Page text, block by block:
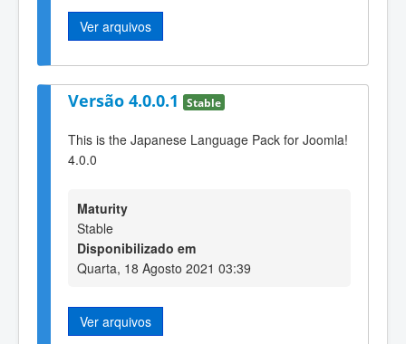
Ver arquivos
Versão 4.0.0.1 Stable
This is the Japanese Language Pack for Joomla!
4.0.0
Maturity
Stable
Disponibilizado em
Quarta, 18 Agosto 2021 03:39
Ver arquivos